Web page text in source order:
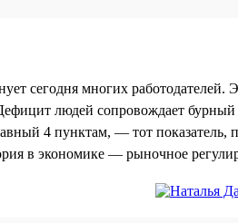
сегодня многих
людей сопровождает
4 пунктам, — тот
в экономике — рыночное